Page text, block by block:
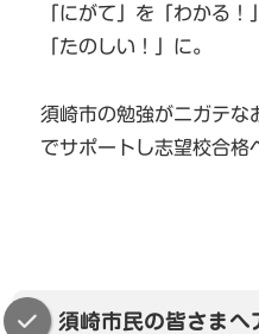
「にがて」を「わかる
「たのしい！」に。
須崎市の勉強がニガテな
でサポートし志望校合格
須崎市民の皆さまへ